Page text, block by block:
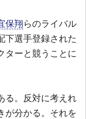
保翔 らのライバル
下選手登録された
ターと競うことに
る。反対に考えれ
が分かる。それを